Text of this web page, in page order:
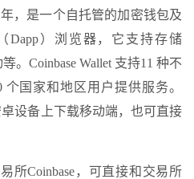
年，是一个自托管的加密钱包及
Dapp）浏览器，它支持存储
。Coinbase Wallet 支持11 种不
国家和地区用户提供服务。
卓设备上下载移动端，也可直接
所Coinbase，可直接和交易所